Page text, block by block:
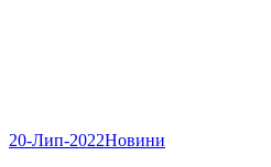
20-Лип-2022Новини